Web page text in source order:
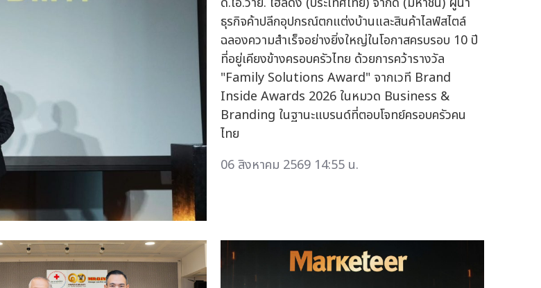
ธุรกิจค้าปลีกอุปกรณ์ตกแต่งบ้านและสินค้าไลฟ์สไตล์
ฉลองความสำเร็จอย่างยิ่งใหญ่ในโอกาสครบรอบ 10 ปี
ที่อยู่เคียงข้างครอบครัวไทย ด้วยการคว้ารางวัล
"Family Solutions Award" จากเวที Brand
Inside Awards 2026 ในหมวด Business &
Branding ในฐานะแบรนด์ที่ตอบโจทย์ครอบครัวคน
ไทย
06 สิงหาคม 2569 14:55 น.